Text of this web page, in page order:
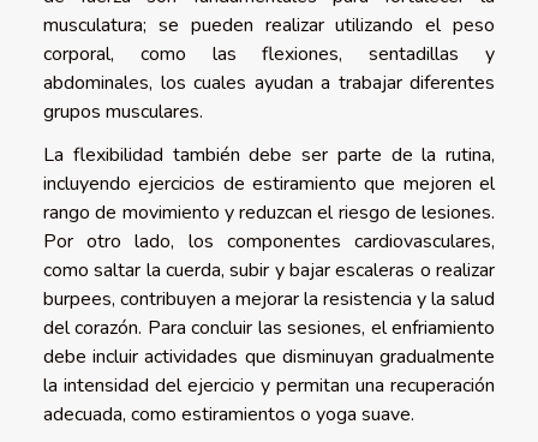
musculatura; se pueden realizar utilizando el peso
corporal, como las flexiones, sentadillas y
abdominales, los cuales ayudan a trabajar diferentes
grupos musculares.
La flexibilidad también debe ser parte de la rutina,
incluyendo ejercicios de estiramiento que mejoren el
rango de movimiento y reduzcan el riesgo de lesiones.
Por otro lado, los componentes cardiovasculares,
como saltar la cuerda, subir y bajar escaleras o realizar
burpees, contribuyen a mejorar la resistencia y la salud
del corazón. Para concluir las sesiones, el enfriamiento
debe incluir actividades que disminuyan gradualmente
la intensidad del ejercicio y permitan una recuperación
adecuada, como estiramientos o yoga suave.